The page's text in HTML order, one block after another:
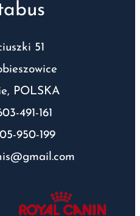
51
POLSKA
491-161
950-199